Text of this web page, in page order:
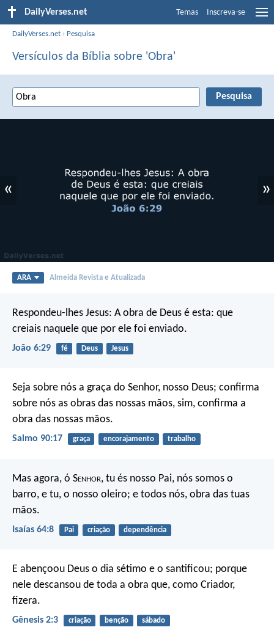
DailyVerses.net Temas Inscreva-se
DailyVerses.net › Pesquisa
Versículos da Bíblia sobre 'Obra'
« »
ARA Almeida Revista e Atualizada
Respondeu-lhes Jesus: A obra de Deus é esta: que
creiais naquele que por ele foi enviado.
João 6:29 fé Deus Jesus
Seja sobre nós a graça do Senhor, nosso Deus; confirma
sobre nós as obras das nossas mãos, sim, confirma a
obra das nossas mãos.
Salmo 90:17 graça encorajamento trabalho
Mas agora, ó Senhor, tu és nosso Pai, nós somos o
barro, e tu, o nosso oleiro; e todos nós, obra das tuas
mãos.
Isaías 64:8 Pai criação dependência
E abençoou Deus o dia sétimo e o santificou; porque
nele descansou de toda a obra que, como Criador,
fizera.
Gênesis 2:3 criação benção sábado